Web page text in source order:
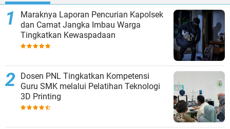
Maraknya Laporan Pencurian Kapolsek
dan Camat Jangka Imbau Warga
Tingkatkan Kewaspadaan
Dosen PNL Tingkatkan Kompetensi
Guru SMK melalui Pelatihan Teknologi
3D Printing